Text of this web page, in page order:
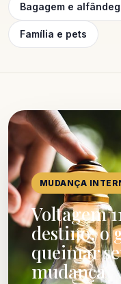
Bagagem e
Família e pets
MUDANÇA
Voltagem
destino: o
queimar
mudança